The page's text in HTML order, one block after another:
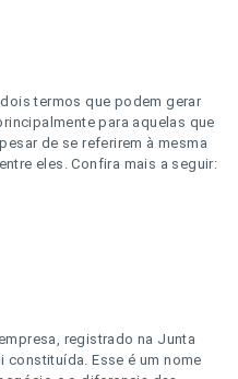
termos que podem gerar
para aquelas que
de se referirem à mesma
eles. Confira mais a seguir:
registrado na Junta
Esse é um nome